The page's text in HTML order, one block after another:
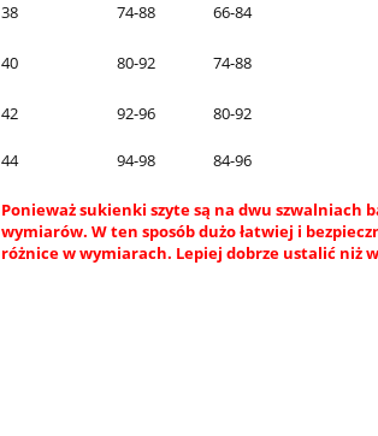
38 74-88 66-84
40 80-92 74-88
42 92-96 80-92
44 94-98 84-96
Ponieważ sukienki szyte są na dwu
wymiarów. W ten sposób dużo łatwiej i
różnice w wymiarach. Lepiej dobrze ustalić niż